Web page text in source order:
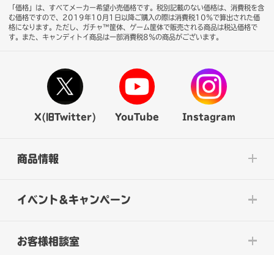
「価格」は、すべてメーカー希望小売価格です。税別記載のない価格は、消費税を含
む価格ですので、2019年10月1日以降ご購入の際は消費税10％で算出された価
格になります。 ただし、ガチャ™筐体、ゲーム筐体で販売される商品は税込価格で
す。また、キャンディトイ商品は一部消費税8％の商品がございます。
X(旧Twitter) YouTube Instagram
商品情報
イベント&キャンペーン
お客様相談室